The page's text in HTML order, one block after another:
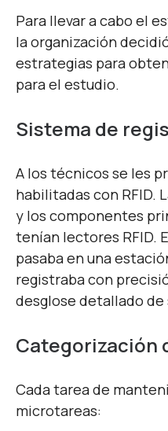
Para llevar a cabo el
la organización
estrategias para
para el estudio.
Sistema de
A los técnicos se les
habilitadas con RFID.
y los componentes
tenían lectores RFID.
pasaba en una
registraba con
desglose detallado
Categorización
Cada tarea de
microtareas: